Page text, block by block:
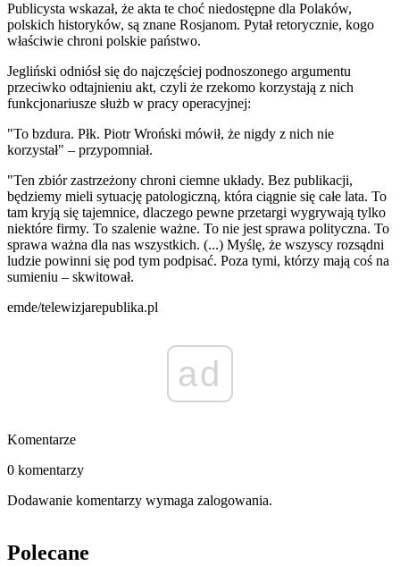
Publicysta wskazał, że akta te choć niedostępne dla Polaków,
polskich historyków, są znane Rosjanom. Pytał retorycznie, kogo
właściwie chroni polskie państwo.
Jegliński odniósł się do najczęściej podnoszonego argumentu
przeciwko odtajnieniu akt, czyli że rzekomo korzystają z nich
funkcjonariusze służb w pracy operacyjnej:
"To bzdura. Płk. Piotr Wroński mówił, że nigdy z nich nie
korzystał" – przypomniał.
"Ten zbiór zastrzeżony chroni ciemne układy. Bez publikacji,
będziemy mieli sytuację patologiczną, która ciągnie się całe lata. To
tam kryją się tajemnice, dlaczego pewne przetargi wygrywają tylko
niektóre firmy. To szalenie ważne. To nie jest sprawa polityczna. To
sprawa ważna dla nas wszystkich. (...) Myślę, że wszyscy rozsądni
ludzie powinni się pod tym podpisać. Poza tymi, którzy mają coś na
sumieniu – skwitował.
emde/telewizjarepublika.pl
ad
Komentarze
0 komentarzy
Dodawanie komentarzy wymaga zalogowania.
Polecane